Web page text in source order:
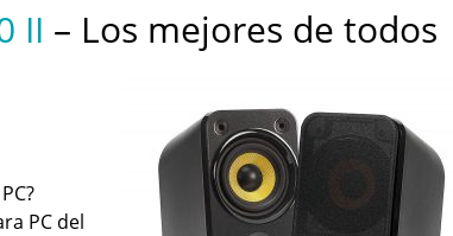
II – Los mejores de todos
PC del